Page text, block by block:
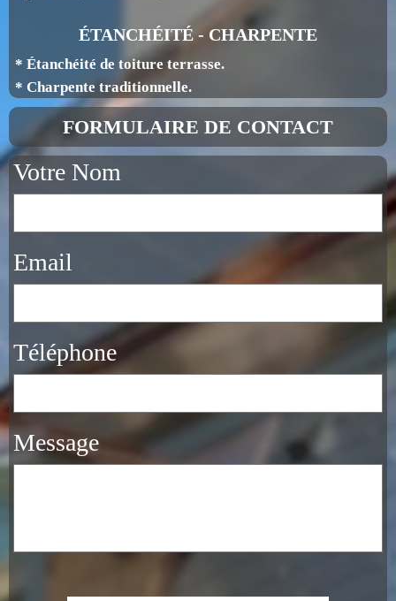
ÉTANCHÉITÉ - CHARPENTE
* Étanchéité de toiture terrasse.
* Charpente traditionnelle.
FORMULAIRE DE CONTACT
Votre Nom
Email
Téléphone
Message